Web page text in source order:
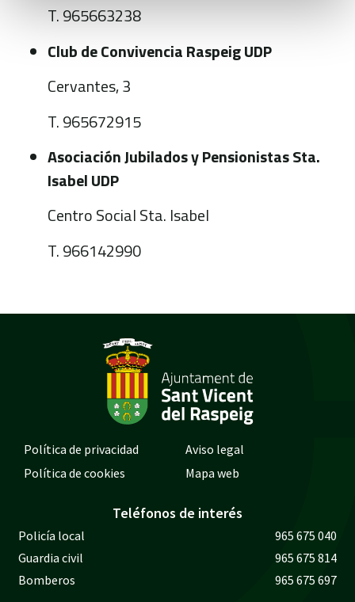
T. 965663238
Club de Convivencia Raspeig UDP
Cervantes, 3
T. 965672915
Asociación Jubilados y Pensionistas Sta.
Isabel UDP
Centro Social Sta. Isabel
T. 966142990
Política de privacidad
Aviso legal
Política de cookies
Mapa web
Teléfonos de interés
Policía local
965 675 040
Guardia civil
965 675 814
Bomberos
965 675 697